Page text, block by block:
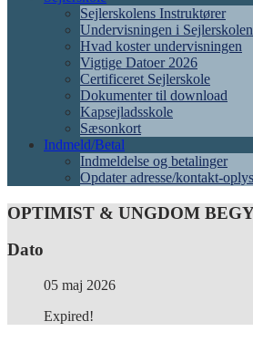
Sejlerskolens Instruktører
Undervisningen i Sejlerskolen
Hvad koster undervisningen
Vigtige Datoer 2026
Certificeret Sejlerskole
Dokumenter til download
Kapsejladsskole
Sæsonkort
Indmeld/Betal
Indmeldelse og betalinger
Opdater adresse/kontakt-
OPTIMIST & UNGDOM
Dato
05 maj 2026
Expired!